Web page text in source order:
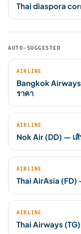
Thai diaspora
AUTO-SUGGESTED
AIRLINE
Bangkok Airways
ราคา
AIRLINE
Nok Air (DD) — เส้
AIRLINE
Thai AirAsia (FD)
AIRLINE
Thai Airways